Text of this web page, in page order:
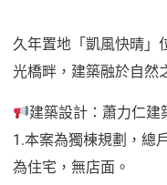
久年置地「凱風快晴」
光橋畔，建築融於自然
建築設計：蕭力仁建
1.本案為獨棟規劃，總
為住宅，無店面。